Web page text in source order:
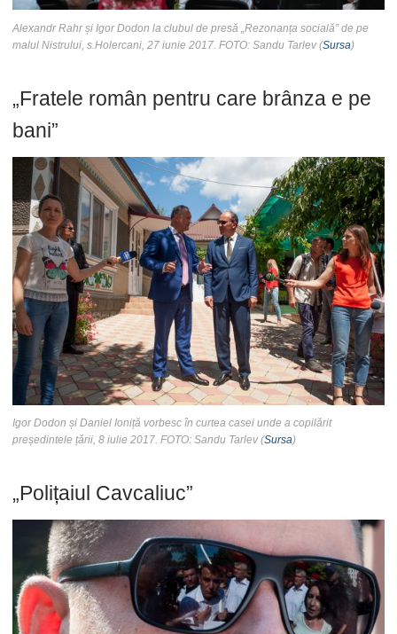
Alexandr Rahr și Igor Dodon la clubul de presă „Rezonanța socială” de pe
malul Nistrului, s.Holercani, 27 iunie 2017. FOTO: Sandu Tarlev (Sursa)
„Fratele român pentru care brânza e pe
bani”
Igor Dodon și Daniel Ioniță vorbesc în curtea casei unde a copilărit
președintele țării, 8 iulie 2017. FOTO: Sandu Tarlev (Sursa)
„Polițaiul Cavcaliuc”